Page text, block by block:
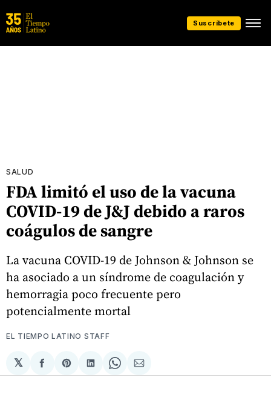
Suscríbete
SALUD
FDA limitó el uso de la vacuna
COVID-19 de J&J debido a raros
coágulos de sangre
La vacuna COVID-19 de Johnson & Johnson se
ha asociado a un síndrome de coagulación y
hemorragia poco frecuente pero
potencialmente mortal
EL TIEMPO LATINO STAFF
𝕏
Compartir
en
Share
on
Compartir
en
Share
on
Compartir
via